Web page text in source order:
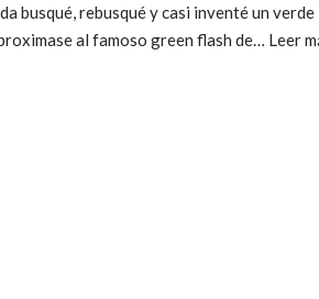
busqué, rebusqué y casi inventé un verde
al famoso green flash de… Leer